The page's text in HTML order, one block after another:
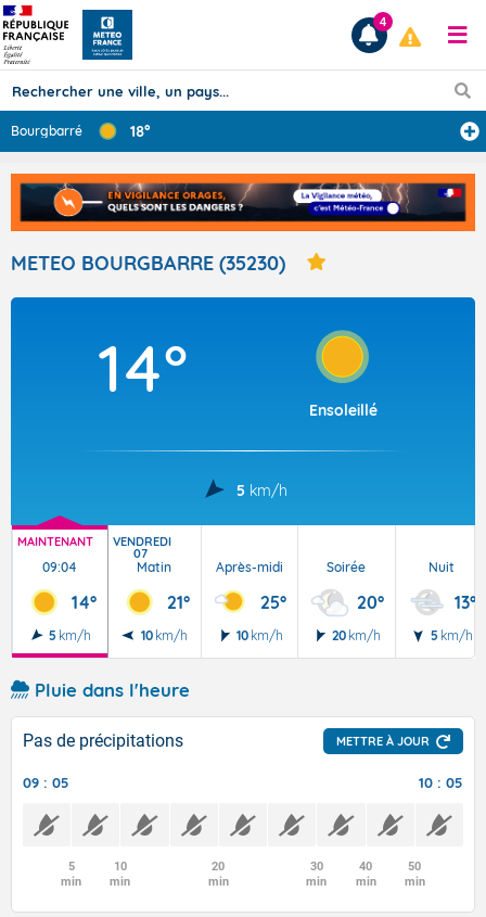
Prévisions
TOUS LES RÉSULTATS
Articles
4
Bourgbarré 18°
METEO BOURGBARRE (35230)
14°
Ensoleillé
5 km/h
MAINTENANT
09:04
14°
5 km/h
VENDREDI
07
Matin
21°
10 km/h
Après-midi
25°
10 km/h
Soirée
20°
20 km/h
Nuit
13°
5 km/h
Pluie dans l'heure
Pas de précipitations METTRE À JOUR
09 : 05 10 : 05
5
min
10
min
20
min
30
min
40
min
50
min